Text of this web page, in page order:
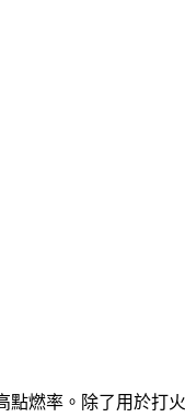
燃率。除了用於打